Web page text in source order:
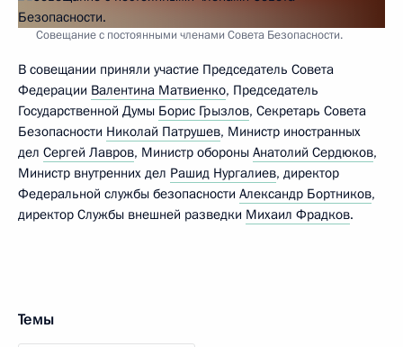
Совещание с постоянными членами Совета Безопасности.
В совещании приняли участие Председатель Совета
Федерации Валентина Матвиенко, Председатель
Государственной Думы Борис Грызлов, Секретарь Совета
Безопасности Николай Патрушев, Министр иностранных
дел Сергей Лавров, Министр обороны Анатолий Сердюков,
Министр внутренних дел Рашид Нургалиев, директор
Федеральной службы безопасности Александр Бортников,
директор Службы внешней разведки Михаил Фрадков.
Темы